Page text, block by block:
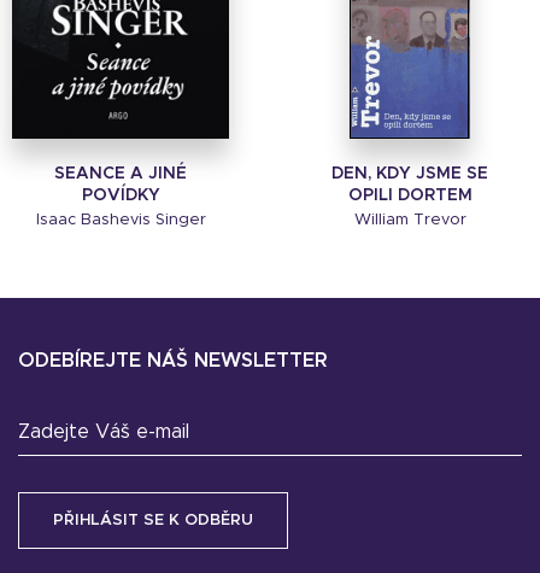
SEANCE A JINÉ
POVÍDKY
Isaac Bashevis Singer
DEN, KDY JSME SE
OPILI DORTEM
William Trevor
ODEBÍREJTE NÁŠ NEWSLETTER
Zadejte Váš e-mail